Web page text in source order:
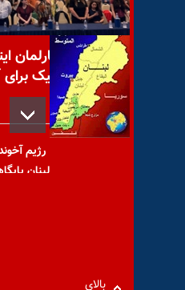
رژیم
لبنان
کنفرانس در پارلمان
راه‌حل دموکراتیک
تصویری
بالای